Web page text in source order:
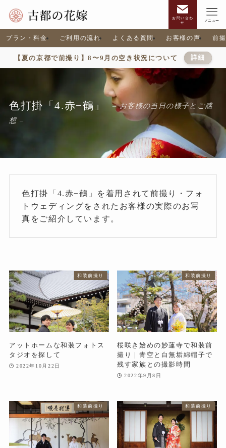
お問い合わ
せ
メニュー
プラン・料金 ご利用の流れ よくある質問 お客様の声 前
【夏の京都で前撮り】8〜9月の空き状況について 詳細
色打掛「4.赤−鶴」
– お客様の当日の様子とご感
想 –
色打掛「4.赤−鶴」を着用されて前撮り・フォ
トウェディングをされたお客様の実際のお写
真をご紹介しています。
和装前撮り
アットホームな和装フォトス
タジオを探して
2022年10月22日
和装前撮り
桜咲き始めの妙蓮寺で和装前
撮り｜青空と白無垢綿帽子で
残す家族との撮影時間
2022年9月8日
和装前撮り 和装前撮り